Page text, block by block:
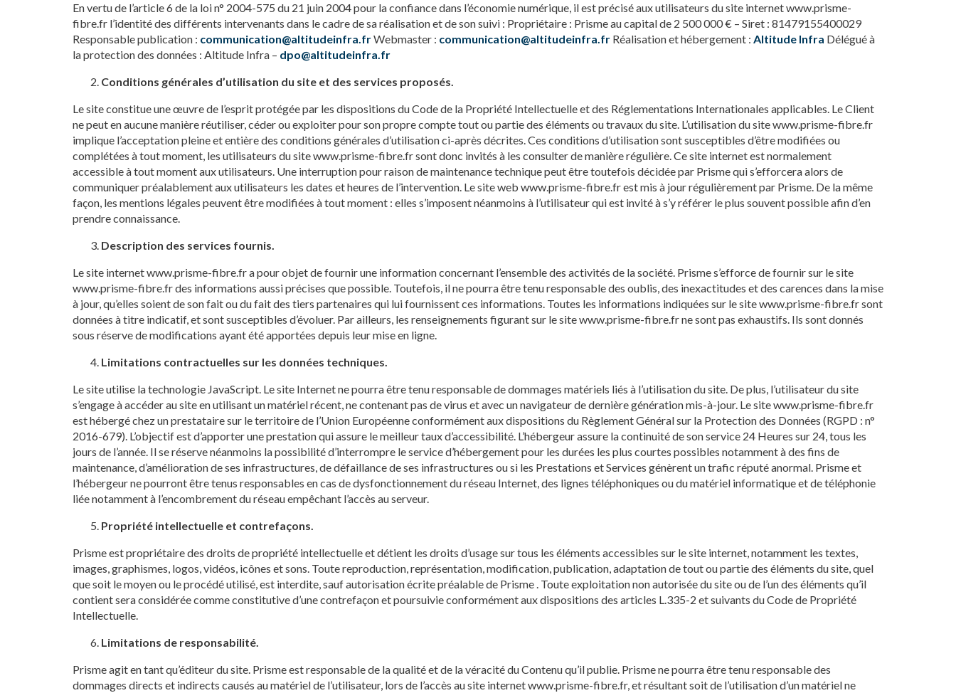
En vertu de l’article 6 de la loi n° 2004-575 du 21 juin 2004 pour la confiance dans l’économie numérique, il est précisé aux utilisateurs du site internet www.prisme-
fibre.fr l’identité des différents intervenants dans le cadre de sa réalisation et de son suivi : Propriétaire : Prisme au capital de 2 500 000 € – Siret : 81479155400029
Responsable publication : communication@altitudeinfra.frWebmaster : communication@altitudeinfra.fr Réalisation et hébergement : Altitude Infra Délégué à
la protection des données : Altitude Infra – dpo@altitudeinfra.fr
Conditions générales d’utilisation du site et des services proposés.
Le site constitue une œuvre de l’esprit protégée par les dispositions du Code de la Propriété Intellectuelle et des Réglementations Internationales applicables. Le Client
ne peut en aucune manière réutiliser, céder ou exploiter pour son propre compte tout ou partie des éléments ou travaux du site. L’utilisation du site www.prisme-fibre.fr
implique l’acceptation pleine et entière des conditions générales d’utilisation ci-après décrites. Ces conditions d’utilisation sont susceptibles d’être modifiées ou
complétées à tout moment, les utilisateurs du site www.prisme-fibre.fr sont donc invités à les consulter de manière régulière. Ce site internet est normalement
accessible à tout moment aux utilisateurs. Une interruption pour raison de maintenance technique peut être toutefois décidée par Prisme qui s’efforcera alors de
communiquer préalablement aux utilisateurs les dates et heures de l’intervention. Le site web www.prisme-fibre.fr est mis à jour régulièrement par Prisme. De la même
façon, les mentions légales peuvent être modifiées à tout moment : elles s’imposent néanmoins à l’utilisateur qui est invité à s’y référer le plus souvent possible afin d’en
prendre connaissance.
Description des services fournis.
Le site internet www.prisme-fibre.fr a pour objet de fournir une information concernant l’ensemble des activités de la société. Prisme s’efforce de fournir sur le site
www.prisme-fibre.fr des informations aussi précises que possible. Toutefois, il ne pourra être tenu responsable des oublis, des inexactitudes et des carences dans la mise
à jour, qu’elles soient de son fait ou du fait des tiers partenaires qui lui fournissent ces informations. Toutes les informations indiquées sur le site www.prisme-fibre.fr sont
données à titre indicatif, et sont susceptibles d’évoluer. Par ailleurs, les renseignements figurant sur le site www.prisme-fibre.fr ne sont pas exhaustifs. Ils sont donnés
sous réserve de modifications ayant été apportées depuis leur mise en ligne.
Limitations contractuelles sur les données techniques.
Le site utilise la technologie JavaScript. Le site Internet ne pourra être tenu responsable de dommages matériels liés à l’utilisation du site. De plus, l’utilisateur du site
s’engage à accéder au site en utilisant un matériel récent, ne contenant pas de virus et avec un navigateur de dernière génération mis-à-jour. Le site www.prisme-fibre.fr
est hébergé chez un prestataire sur le territoire de l’Union Européenne conformément aux dispositions du Règlement Général sur la Protection des Données (RGPD : n°
2016-679). L’objectif est d’apporter une prestation qui assure le meilleur taux d’accessibilité. L’hébergeur assure la continuité de son service 24 Heures sur 24, tous les
jours de l’année. Il se réserve néanmoins la possibilité d’interrompre le service d’hébergement pour les durées les plus courtes possibles notamment à des fins de
maintenance, d’amélioration de ses infrastructures, de défaillance de ses infrastructures ou si les Prestations et Services génèrent un trafic réputé anormal. Prisme et
l’hébergeur ne pourront être tenus responsables en cas de dysfonctionnement du réseau Internet, des lignes téléphoniques ou du matériel informatique et de téléphonie
liée notamment à l’encombrement du réseau empêchant l’accès au serveur.
Propriété intellectuelle et contrefaçons.
Prisme est propriétaire des droits de propriété intellectuelle et détient les droits d’usage sur tous les éléments accessibles sur le site internet, notamment les textes,
images, graphismes, logos, vidéos, icônes et sons. Toute reproduction, représentation, modification, publication, adaptation de tout ou partie des éléments du site, quel
que soit le moyen ou le procédé utilisé, est interdite, sauf autorisation écrite préalable de Prisme . Toute exploitation non autorisée du site ou de l’un des éléments qu’il
contient sera considérée comme constitutive d’une contrefaçon et poursuivie conformément aux dispositions des articles L.335-2 et suivants du Code de Propriété
Intellectuelle.
Limitations de responsabilité.
Prisme agit en tant qu’éditeur du site. Prisme est responsable de la qualité et de la véracité du Contenu qu’il publie. Prisme ne pourra être tenu responsable des
dommages directs et indirects causés au matériel de l’utilisateur, lors de l’accès au site internet www.prisme-fibre.fr, et résultant soit de l’utilisation d’un matériel ne